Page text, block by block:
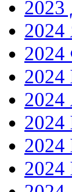
2023
2024
2024
2024
2024